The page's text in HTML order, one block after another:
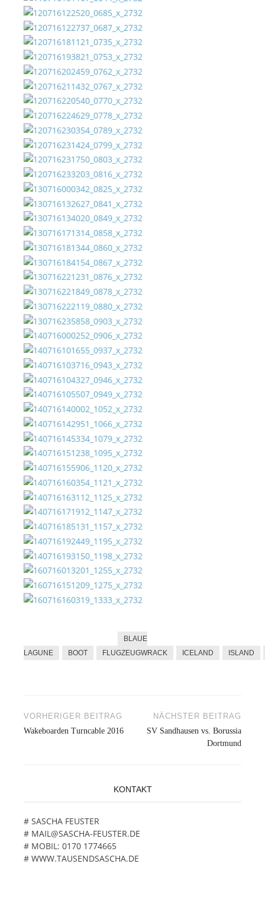
BLAUE
LAGUNE
BOOT FLUGZEUGWRACK ICELAND ISLAND
Beitragsnavigation
VORHERIGER BEITRAG
Wakeboarden Turncable 2016
NÄCHSTER BEITRAG
SV Sandhausen vs. Borussia
Dortmund
KONTAKT
# SASCHA FEUSTER
# MAIL@SASCHA-FEUSTER.DE
# MOBIL: 0170 1774665
# WWW.TAUSENDSASCHA.DE